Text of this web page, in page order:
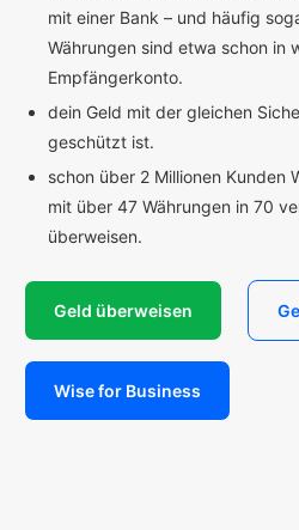
mit einer Bank – und häufig
Währungen sind etwa schon in
Empfängerkonto.
dein Geld mit der gleichen
geschützt ist.
schon über 2 Millionen Kunden
mit über 47 Währungen in 70
überweisen.
Geld überweisen
Wise for Business